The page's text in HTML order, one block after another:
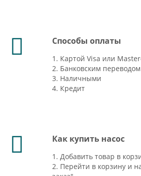
Способы оплаты
1. Картой Visa или
2. Банковским переводом
3. Наличными
4. Кредит
Как купить насос
1. Добавить товар в
2. Перейти в корзину и